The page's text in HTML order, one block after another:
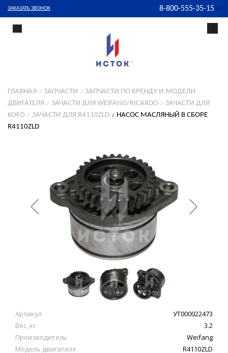
ЗАКАЗАТЬ ЗВОНОК 8-800-555-35-15
ГЛАВНАЯ ЗАПЧАСТИ
ЗАПЧАСТИ ПО БРЕНДУ И МОДЕЛИ
ДВИГАТЕЛЯ
ЗАЧАСТИ ДЛЯ WEIFANG/RICARDO
ЗАЧАСТИ ДЛЯ
KOFO
ЗАЧАСТИ ДЛЯ R4110ZLD
НАСОС МАСЛЯНЫЙ В СБОРЕ
R4110ZLD
Артикул
УТ000022473
Вес, кг
3.2
Производитель
Weifang
Модель двигателя
R4110ZLD